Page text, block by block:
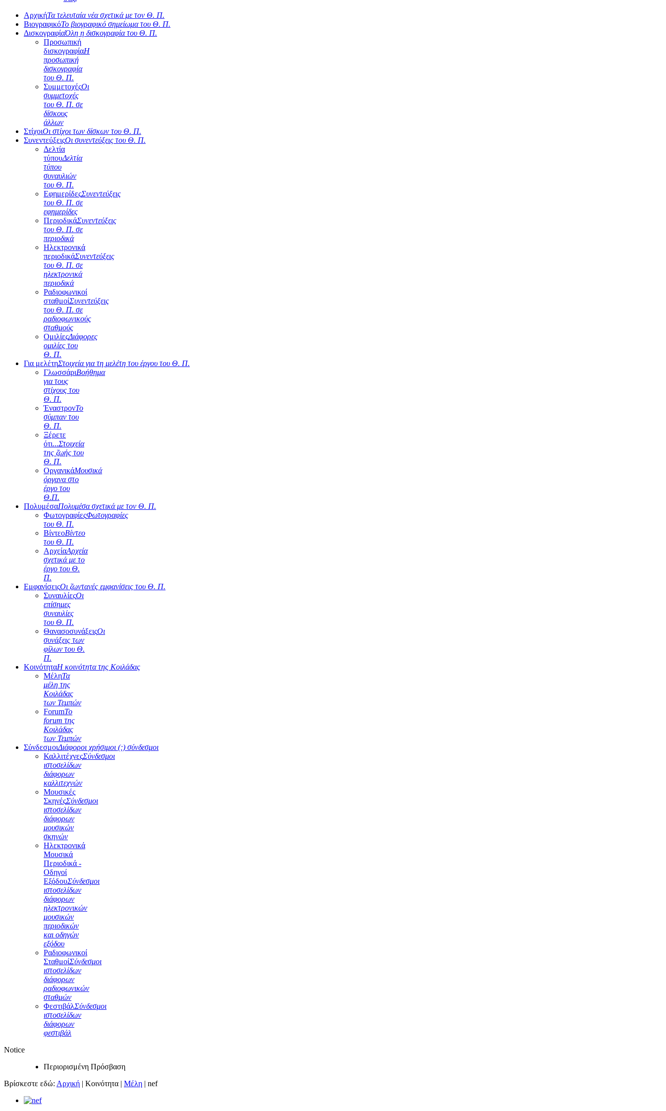
ΑρχικήΤα τελευταία νέα σχετικά με τον Θ. Π.
ΒιογραφικόΤο βιογραφικό σημείωμα του Θ. Π.
ΔισκογραφίαΌλη η δισκογραφία του Θ. Π.
Προσωπική
δισκογραφίαΗ
προσωπική
δισκογραφία
του Θ. Π.
ΣυμμετοχέςΟι
συμμετοχές
του Θ. Π. σε
δίσκους
άλλων
ΣτίχοιΟι στίχοι των δίσκων του Θ. Π.
ΣυνεντεύξειςΟι συνεντεύξεις του Θ. Π.
Δελτία
τύπουΔελτία
τύπου
συναυλιών
του Θ. Π.
ΕφημερίδεςΣυνεντεύξεις
του Θ. Π. σε
εφημερίδες
ΠεριοδικάΣυνεντεύξεις
του Θ. Π. σε
περιοδικά
Ηλεκτρονικά
περιοδικάΣυνεντεύξεις
του Θ. Π. σε
ηλεκτρονικά
περιοδικά
Ραδιοφωνικοί
σταθμοίΣυνεντεύξεις
του Θ. Π. σε
ραδιοφωνικούς
σταθμούς
ΟμιλίεςΔιάφορες
ομιλίες του
Θ. Π.
Για μελέτηΣτοιχεία για τη μελέτη του έργου του Θ. Π.
ΓλωσσάριΒοήθημα
για τους
στίχους του
Θ. Π.
ΈναστρονΤο
σύμπαν του
Θ. Π.
Ξέρετε
ότι...Στοιχεία
της ζωής του
Θ. Π.
ΟργανικάΜουσικά
όργανα στο
έργο του
Θ.Π.
ΠολυμέσαΠολυμέσα σχετικά με τον Θ. Π.
ΦωτογραφίεςΦωτογραφίες
του Θ. Π.
ΒίντεοΒίντεο
του Θ. Π.
ΑρχείαΑρχεία
σχετικά με το
έργο του Θ.
Π.
ΕμφανίσειςΟι ζωντανές εμφανίσεις του Θ. Π.
ΣυναυλίεςΟι
επίσημες
συναυλίες
του Θ. Π.
ΘανασοσυνάξειςΟι
συνάξεις των
φίλων του Θ.
Π.
ΚοινότηταΗ κοινότητα της Κοιλάδας
ΜέληΤα
μέλη της
Κοιλάδας
των Τεμπών
ForumΤο
forum της
Κοιλάδας
των Τεμπών
ΣύνδεσμοιΔιάφοροι χρήσιμοι (;) σύνδεσμοι
ΚαλλιτέχνεςΣύνδεσμοι
ιστοσελίδων
διάφορων
καλλιτεχνών
Μουσικές
ΣκηνέςΣύνδεσμοι
ιστοσελίδων
διάφορων
μουσικών
σκηνών
Ηλεκτρονικά
Μουσικά
Περιοδικά -
Οδηγοί
ΕξόδουΣύνδεσμοι
ιστοσελίδων
διάφορων
ηλεκτρονικών
μουσικών
περιοδικών
και οδηγών
εξόδου
Ραδιοφωνικοί
ΣταθμοίΣύνδεσμοι
ιστοσελίδων
διάφορων
ραδιοφωνικών
σταθμών
ΦεστιβάλΣύνδεσμοι
ιστοσελίδων
διάφορων
φεστιβάλ
Notice
Περιορισμένη Πρόσβαση
Βρίσκεστε εδώ: Αρχική | Κοινότητα | Μέλη | nef